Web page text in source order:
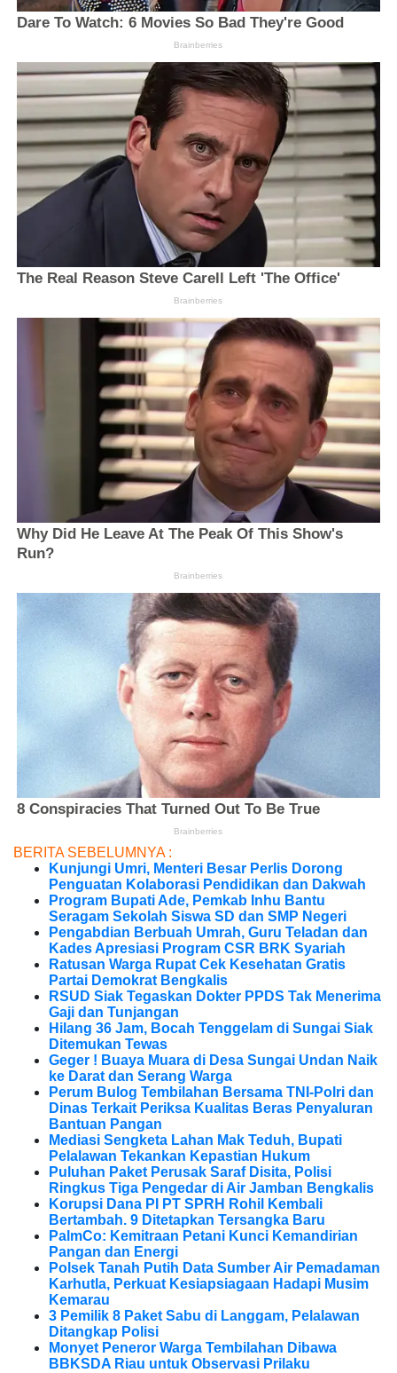
BERITA SEBELUMNYA :
Kunjungi Umri, Menteri Besar Perlis Dorong
Penguatan Kolaborasi Pendidikan dan Dakwah
Program Bupati Ade, Pemkab Inhu Bantu
Seragam Sekolah Siswa SD dan SMP Negeri
Pengabdian Berbuah Umrah, Guru Teladan dan
Kades Apresiasi Program CSR BRK Syariah
Ratusan Warga Rupat Cek Kesehatan Gratis
Partai Demokrat Bengkalis
RSUD Siak Tegaskan Dokter PPDS Tak Menerima
Gaji dan Tunjangan
Hilang 36 Jam, Bocah Tenggelam di Sungai Siak
Ditemukan Tewas
Geger ! Buaya Muara di Desa Sungai Undan Naik
ke Darat dan Serang Warga
Perum Bulog Tembilahan Bersama TNI-Polri dan
Dinas Terkait Periksa Kualitas Beras Penyaluran
Bantuan Pangan
Mediasi Sengketa Lahan Mak Teduh, Bupati
Pelalawan Tekankan Kepastian Hukum
Puluhan Paket Perusak Saraf Disita, Polisi
Ringkus Tiga Pengedar di Air Jamban Bengkalis
Korupsi Dana PI PT SPRH Rohil Kembali
Bertambah. 9 Ditetapkan Tersangka Baru
PalmCo: Kemitraan Petani Kunci Kemandirian
Pangan dan Energi
Polsek Tanah Putih Data Sumber Air Pemadaman
Karhutla, Perkuat Kesiapsiagaan Hadapi Musim
Kemarau
3 Pemilik 8 Paket Sabu di Langgam, Pelalawan
Ditangkap Polisi
Monyet Peneror Warga Tembilahan Dibawa
BBKSDA Riau untuk Observasi Prilaku